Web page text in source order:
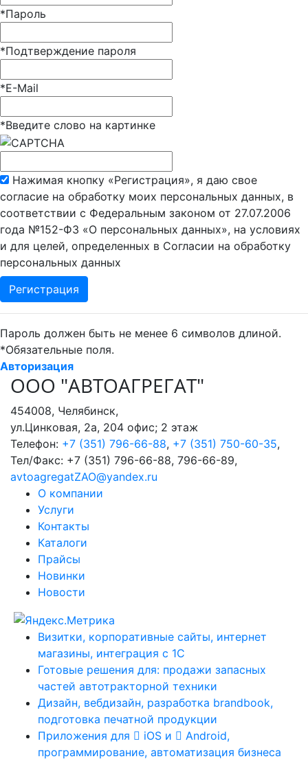
*Пароль
*Подтверждение пароля
*E-Mail
*Введите слово на картинке
Нажимая кнопку «Регистрация», я даю свое
согласие на обработку моих персональных данных, в
соответствии с Федеральным законом от 27.07.2006
года №152-ФЗ «О персональных данных», на условиях
и для целей, определенных в Согласии на обработку
персональных данных
Пароль должен быть не менее 6 символов длиной.
*Обязательные поля.
Авторизация
ООО "АВТОАГРЕГАТ"
454008, Челябинск,
ул.Цинковая, 2а, 204 офис; 2 этаж
Телефон: +7 (351) 796-66-88, +7 (351) 750-60-35,
Тел/Факс: +7 (351) 796-66-88, 796-66-89,
avtoagregatZAO@yandex.ru
О компании
Услуги
Контакты
Каталоги
Прайсы
Новинки
Новости
Визитки, корпоративные сайты, интернет
магазины, интеграция с 1С
Готовые решения для: продажи запасных
частей автотракторной техники
Дизайн, вебдизайн, разработка brandbook,
подготовка печатной продукции
Приложения для
iOS и
Android,
программирование, автоматизация бизнеса